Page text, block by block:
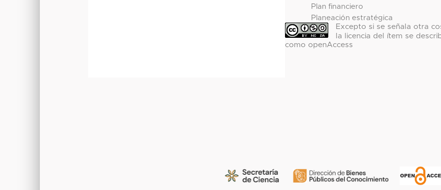
Plan financiero
Planeación estratégica
Excepto si se señala otra
la licencia del ítem se
como openAccess